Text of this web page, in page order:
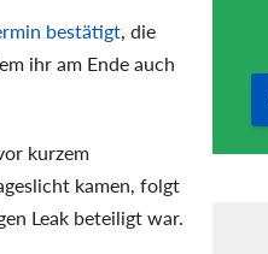
bestätigt, die
ihr am Ende auch
kurzem
kamen, folgt
Leak beteiligt war.